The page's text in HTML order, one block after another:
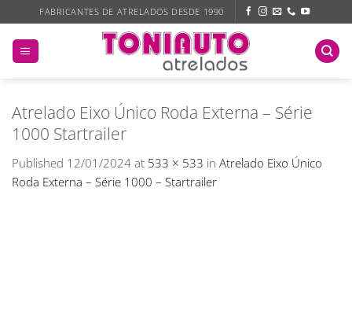
to
content
FABRICANTES DE ATRELADOS DESDE 1990
Atrelado Eixo Único Roda Externa – Série
1000 Startrailer
Published 12/01/2024 at 533 × 533 in Atrelado Eixo Único
Roda Externa – Série 1000 – Startrailer